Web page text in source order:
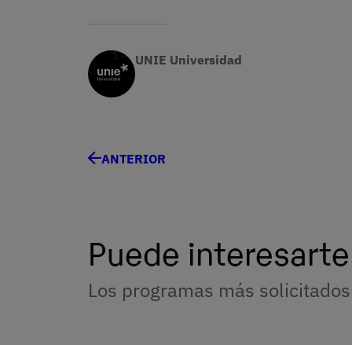
UNIE Universidad
ANTERIOR
Puede interesarte
Los programas más solicitados